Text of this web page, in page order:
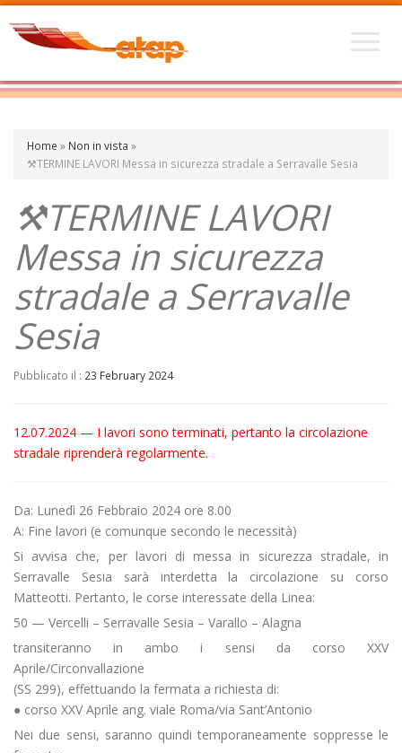
Home » Non in vista »
⚒️TERMINE LAVORI Messa in sicurezza stradale a Serravalle Sesia
⚒️TERMINE LAVORI
Messa in sicurezza
stradale a Serravalle
Sesia
Pubblicato il : 23 February 2024
12.07.2024 — I lavori sono terminati, pertanto la circolazione
stradale riprenderà regolarmente.
Da: Lunedì 26 Febbraio 2024 ore 8.00
A: Fine lavori (e comunque secondo le necessità)
Si avvisa che, per lavori di messa in sicurezza stradale, in
Serravalle Sesia sarà interdetta la circolazione su corso
Matteotti. Pertanto, le corse interessate della Linea:
50 — Vercelli – Serravalle Sesia – Varallo – Alagna
transiteranno in ambo i sensi da corso XXV
Aprile/Circonvallazione
(SS 299), effettuando la fermata a richiesta di:
● corso XXV Aprile ang. viale Roma/via Sant’Antonio
Nei due sensi, saranno quindi temporaneamente soppresse le